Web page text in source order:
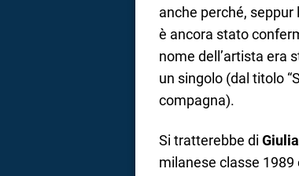
anche perché,
è ancora stato
nome dell’artista era
un singolo (dal titolo
compagna).
Si tratterebbe di
milanese classe